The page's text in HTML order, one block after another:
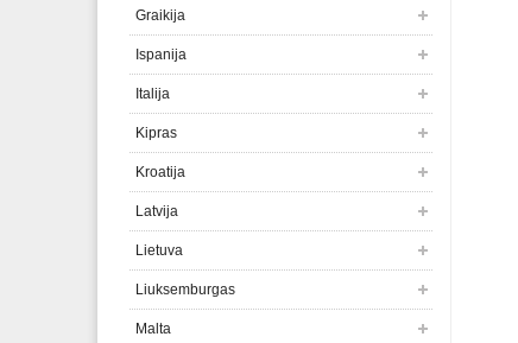
Graikija
Ispanija
Italija
Kipras
Kroatija
Latvija
Lietuva
Liuksemburgas
Malta